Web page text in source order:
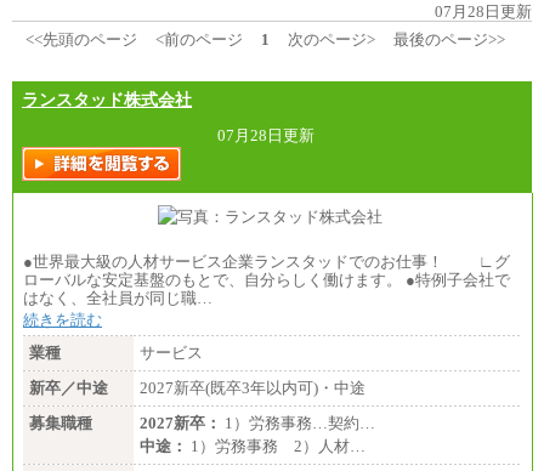
07月28日更新
<<先頭のページ
<前のページ 1 次のページ> 最後のページ>>
ランスタッド株式会社
07月28日更新
●世界最大級の人材サービス企業ランスタッドでのお仕事！ ∟グ
ローバルな安定基盤のもとで、自分らしく働けます。 ●特例子会社で
はなく、全社員が同じ職…
続きを読む
業種
サービス
新卒／中途
2027新卒(既卒3年以内可)・中途
募集職種
2027新卒： 1）労務事務…契約…
中途： 1）労務事務 2）人材…